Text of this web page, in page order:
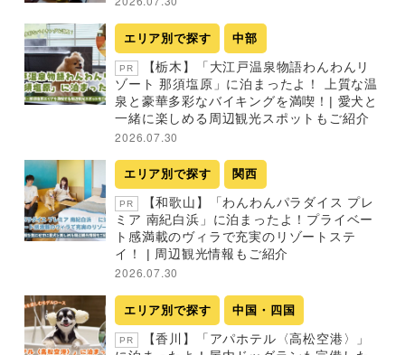
エリア別で探す 中部
PR
【栃木】「大江戸温泉物語わんわんリ
ゾート 那須塩原」に泊まったよ！ 上質な温
泉と豪華多彩なバイキングを満喫！| 愛犬と
一緒に楽しめる周辺観光スポットもご紹介
2026.07.30
エリア別で探す 関西
PR
【和歌山】「わんわんパラダイス プレ
ミア 南紀白浜」に泊まったよ！プライベー
ト感満載のヴィラで充実のリゾートステ
イ！ | 周辺観光情報もご紹介
2026.07.30
エリア別で探す 中国・四国
PR
【香川】「アパホテル〈高松空港〉」